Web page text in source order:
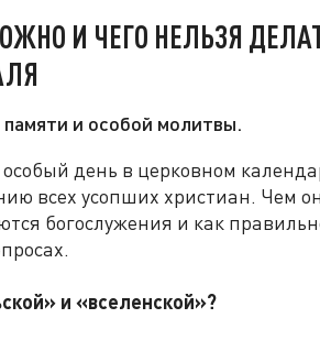
И ЧЕГО НЕЛЬЗЯ
и особой молитвы.
день в церковном
всех усопших христиан. Чем
богослужения и как
и «вселенской»?